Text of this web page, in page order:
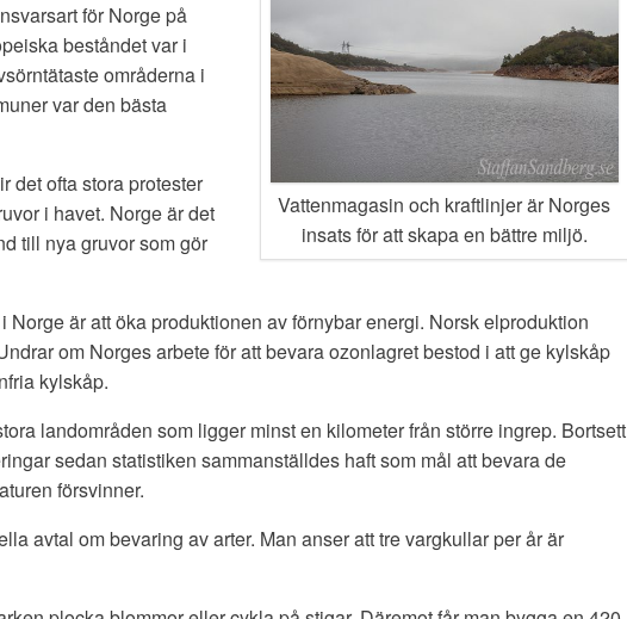
Vattenmagasin och kraftlinjer är Norges
insats för att skapa en bättre miljö.
för Norge på
beståndet var i
områderna i
var den bästa
det ofta stora protester
i havet. Norge är det
till nya gruvor som gör
Norge är att öka produktionen av förnybar energi. Norsk elproduktion
om Norges arbete för att bevara ozonlagret bestod i att ge kylskåp
kylskåp.
landområden som ligger minst en kilometer från större ingrep. Bortsett
sedan statistiken sammanställdes haft som mål att bevara de
försvinner.
avtal om bevaring av arter. Man anser att tre vargkullar per år är